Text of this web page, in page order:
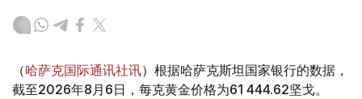
（哈萨克国际通讯社讯）根据哈萨克斯坦国家银行的数据，
截至2026年8月6日，每克黄金价格为61 444.62坚戈。